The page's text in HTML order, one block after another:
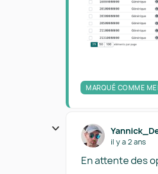
MARQUÉ COMME
il y a 2 ans
En attente des